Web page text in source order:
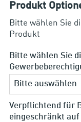
Produkt
Bitte wählen Sie
Produkt
Bitte wählen Sie
Verpflichtend für
eingeschränkt auf